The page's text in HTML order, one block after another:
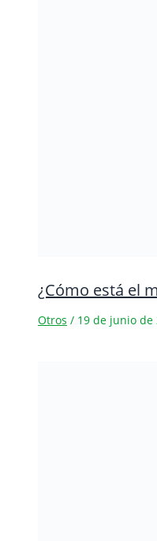
¿Cómo está el
Otros / 19 de junio de